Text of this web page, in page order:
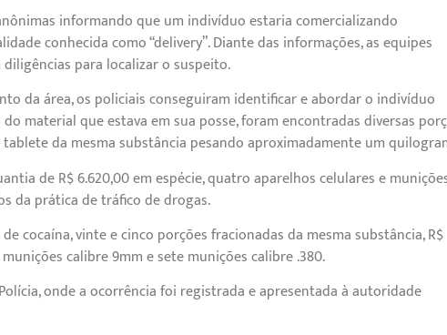
informando que um indivíduo estaria comercializando
conhecida como “delivery”. Diante das informações, as equipes
para localizar o suspeito.
da área, os policiais conseguiram identificar e abordar o indivíduo
material que estava em sua posse, foram encontradas diversas
da mesma substância pesando aproximadamente um
de R$ 6.620,00 em espécie, quatro aparelhos celulares e
da prática de tráfico de drogas.
cocaína, vinte e cinco porções fracionadas da mesma substância, R$
calibre 9mm e sete munições calibre .380.
onde a ocorrência foi registrada e apresentada à autoridade